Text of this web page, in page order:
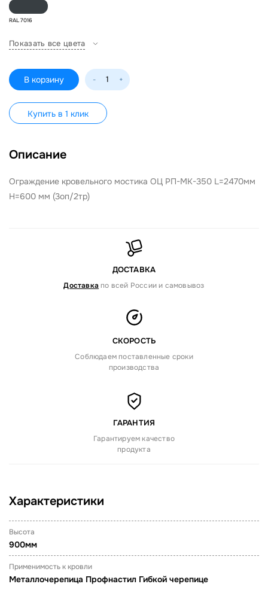
RAL 7016
Показать все цвета
В корзину - +
Купить в 1 клик
Описание
Ограждение кровельного мостика ОЦ РП-МК-350 L=2470мм
H=600 мм (3оп/2тр)
ДОСТАВКА
Доставка по всей России и самовывоз
СКОРОСТЬ
Соблюдаем поставленные сроки
производства
ГАРАНТИЯ
Гарантируем качество
продукта
Характеристики
Высота
900мм
Применимость к кровли
Металлочерепица Профнастил Гибкой черепице